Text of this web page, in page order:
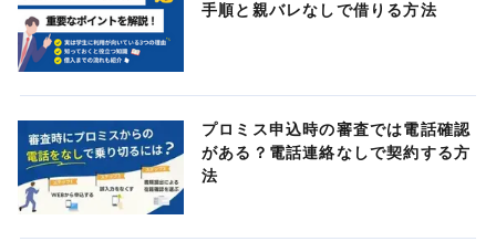
手順と親バレなしで借りる方法
プロミス申込時の審査では電話確認
がある？電話連絡なしで契約する方
法